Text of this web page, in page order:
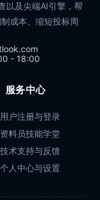
以及尖端AI引擎，帮
成本、缩短投标周
- 18:00
服务中心
用户注册与登录
资料员技能学堂
技术支持与反馈
个人中心与设置